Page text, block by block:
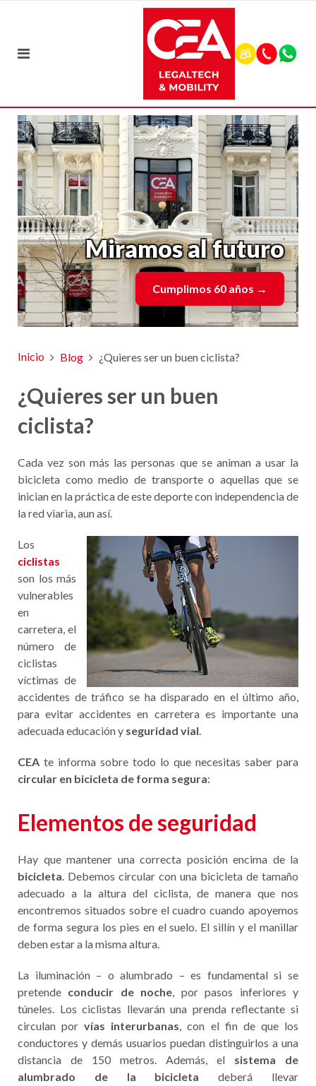
Miramos al futuro
Cumplimos 60 años →
Inicio Blog ¿Quieres ser un buen ciclista?
¿Quieres ser un buen
ciclista?
Cada vez son más las personas que se animan a usar la
bicicleta como medio de transporte o aquellas que se
inician en la práctica de este deporte con independencia de
la red viaria, aun así.
Los
ciclistas
son los más
vulnerables
en
carretera, el
número de
ciclistas
víctimas de
accidentes de tráfico se ha disparado en el último año,
para evitar accidentes en carretera es importante una
adecuada educación y seguridad vial.
CEA te informa sobre todo lo que necesitas saber para
circular en bicicleta de forma segura:
Elementos de seguridad
Hay que mantener una correcta posición encima de la
bicicleta. Debemos circular con una bicicleta de tamaño
adecuado a la altura del ciclista, de manera que nos
encontremos situados sobre el cuadro cuando apoyemos
de forma segura los pies en el suelo. El sillín y el manillar
deben estar a la misma altura.
La iluminación – o alumbrado – es fundamental si se
pretende conducir de noche, por pasos inferiores y
túneles. Los ciclistas llevarán una prenda reflectante si
circulan porvías interurbanas, con el fin de que los
conductores y demás usuarios puedan distinguirlos a una
distancia de 150 metros. Además, el sistema de
alumbrado de la bicicleta deberá llevar